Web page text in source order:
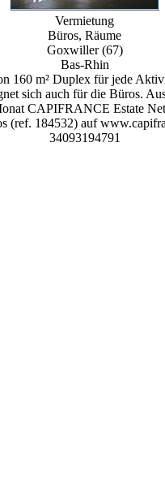
Vermietung
Büros, Räume
Goxwiller (67)
Bas-Rhin
160 m² Duplex für jede
sich auch für die Büros.
CAPIFRANCE Estate
(ref. 184532) auf
34093194791